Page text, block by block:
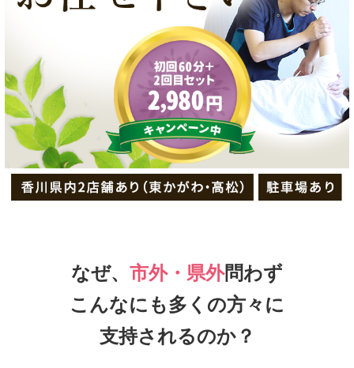
なぜ、 市外・県外問わず
こんなにも多くの方々に
支持されるのか？